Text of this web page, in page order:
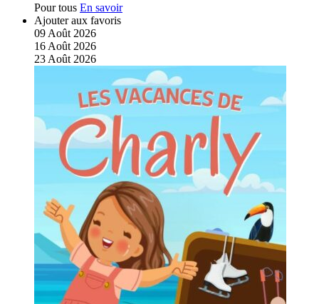
Pour tous En savoir
Ajouter aux favoris
09 Août 2026
16 Août 2026
23 Août 2026